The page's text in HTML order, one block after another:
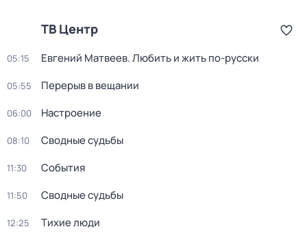
ТВ Центр
05:15 Евгений Матвеев. Любить и жить по-русски
05:55 Перерыв в вещании
06:00 Настроение
08:10 Сводные судьбы
11:30 События
11:50 Сводные судьбы
12:25 Тихие люди